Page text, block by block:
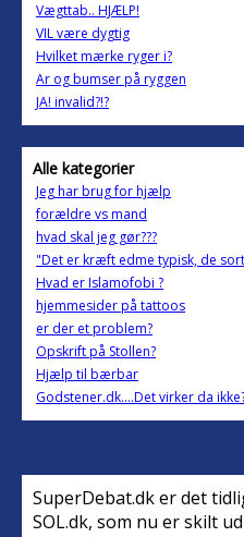
Vægttab.. HJÆLP!
VIL være dygtig
Hvilket mærke ryger i?
Ar og bumser på ryggen
JA! invalid?!?
Alle kategorier
Jeg har brug for hjælp
forældre vs mand
hvad skal jeg gør???
"Det er kræft edme typisk, de
Hvad er Islamofobi ?
hjemmesider på tattoos
er der et problem?
Opskrift på Stollen?
Hjælp til bærbar
Godstener.dk....Det virker da
SuperDebat.dk er det
SOL.dk, som nu er skilt